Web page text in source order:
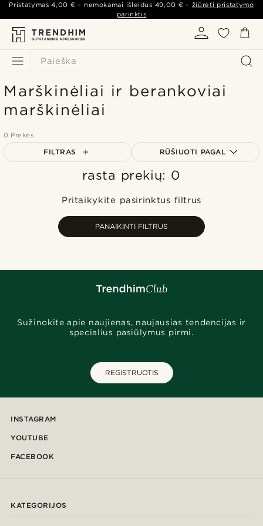
Paieška
Pristatymas4,00 € – nemokamai išleidus 49,00 € – žiūrėti pristatymo
parinktis
Marškinėliai ir berankoviai
marškinėliai
0 Prekės
FILTRAS RŪŠIUOTI PAGAL
Populiariausias
Brangiausia
rasta prekių: 0
Pritaikykite pasirinktus filtrus
PANAIKINTI FILTRUS
Sužinokite apie naujienas, naujausias tendencijas ir
specialius pasiūlymus pirmi.
REGISTRUOTIS
INSTAGRAM
YOUTUBE
FACEBOOK
KATEGORIJOS